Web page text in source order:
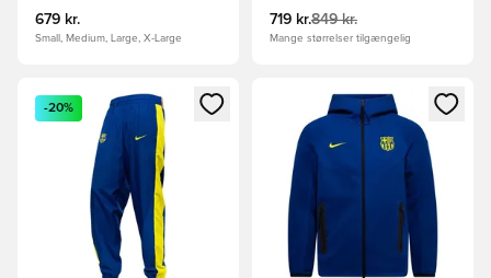
679 kr.
Small, Medium, Large, X-Large
719 kr.849 kr.
Mange størrelser tilgængelig
Åbner en Modal til at logge ind eller tilmelde dig som
-20%
Åbner en Modal til at logge